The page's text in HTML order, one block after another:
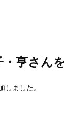
亨さん
ました。